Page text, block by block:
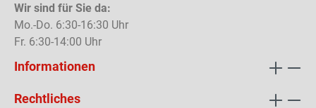
Wir sind für Sie da:
Mo.-Do. 6:30-16:30 Uhr
Fr. 6:30-14:00 Uhr
Informationen
Rechtliches